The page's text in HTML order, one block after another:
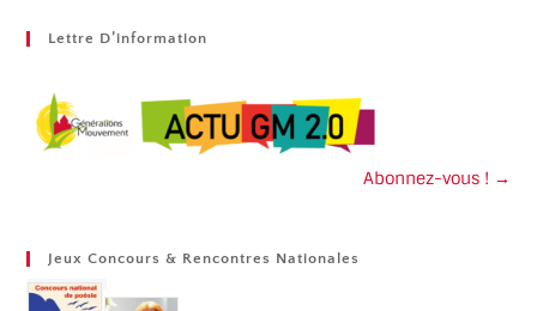
Lettre D’information
Abonnez-vous ! →
Jeux Concours & Rencontres Nationales